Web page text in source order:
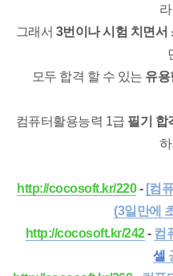
그래서 3번이나 시험 치면서
모두 합격 할 수 있는 유용
컴퓨터활용능력 1급 필기 합
http://cocosoft.kr/220- [컴
(3일만에
http://cocosoft.kr/242- 컴
셀